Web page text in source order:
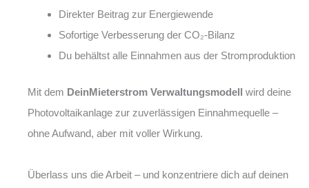
Direkter Beitrag zur Energiewende
Sofortige Verbesserung der CO₂-Bilanz
Du behältst alle Einnahmen aus der Stromproduktion
Mit dem DeinMieterstrom Verwaltungsmodell wird deine
Photovoltaikanlage zur zuverlässigen Einnahmequelle –
ohne Aufwand, aber mit voller Wirkung.
Überlass uns die Arbeit – und konzentriere dich auf deinen